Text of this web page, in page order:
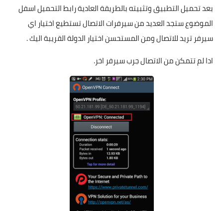
بعد تحميل التطبيق وتثبيته بالطريقة العادية رابط التحميل اسفل
الموضوع ستجد العديد من سيرفرات الاتصال تستطيع اختيار اي
سيرفر تريد للاتصال ومن المستحسن اختيار الدولة القريبة اليك .
ادا لم تتمكن من الاتصال جرب سيرفر اخر.